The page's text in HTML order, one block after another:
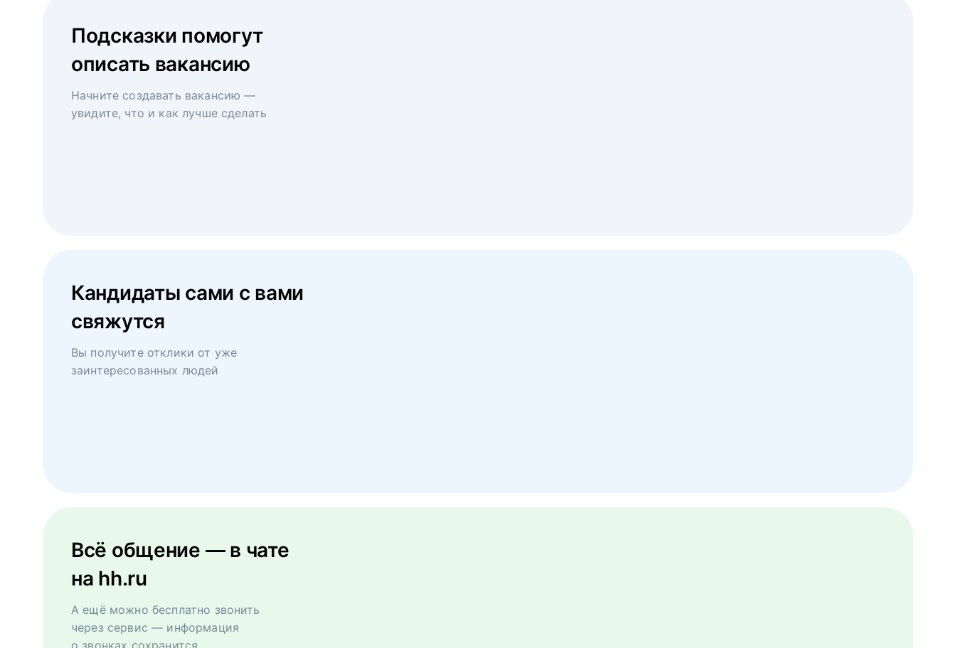
Подсказки помогут
описать вакансию
Начните создавать вакансию —
увидите, что и как лучше сделать
Кандидаты сами с вами
свяжутся
Вы получите отклики от уже
заинтересованных людей
Всё общение — в чате
на hh.ru
А ещё можно бесплатно звонить
через сервис — информация
о звонках сохранится